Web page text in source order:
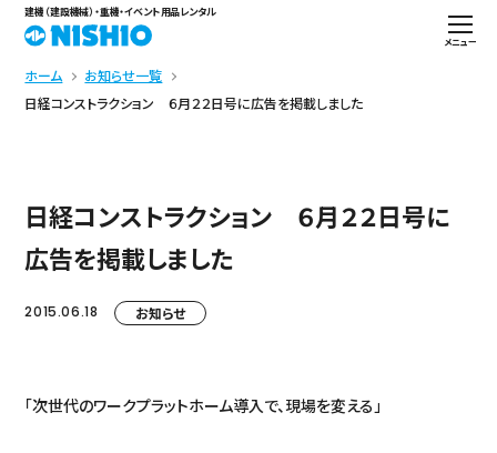
建機（建設機械）・重機・イベント用品レンタル
メニュー
ホーム
お知らせ一覧
日経コンストラクション ６月２２日号に広告を掲載しました
日経コンストラクション ６月２２日号に
広告を掲載しました
2015.06.18 お知らせ
「次世代のワークプラットホーム導入で、現場を変える」